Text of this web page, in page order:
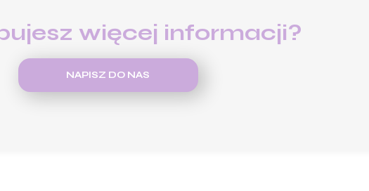
więcej informacji?
NAPISZ DO NAS